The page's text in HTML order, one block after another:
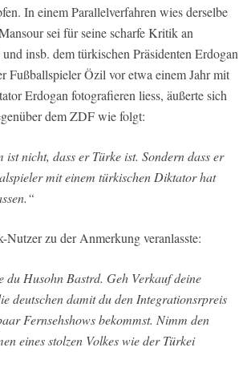
In einem Parallelverfahren wies derselbe
sei für seine scharfe Kritik an
insb. dem türkischen Präsidenten Erdogan
Fußballspieler Özil vor etwa einem Jahr mit
Erdogan fotografieren liess, äußerte sich
dem ZDF wie folgt:
ist nicht, dass er Türke ist. Sondern dass er
mit einem türkischen Diktator hat
Nutzer zu der Anmerkung veranlasste:
du Husohn Bastrd. Geh Verkauf deine
deutschen damit du den Integrationsrpreis
Fernsehshows bekommst. Nimm den
eines stolzen Volkes wie der Türkei